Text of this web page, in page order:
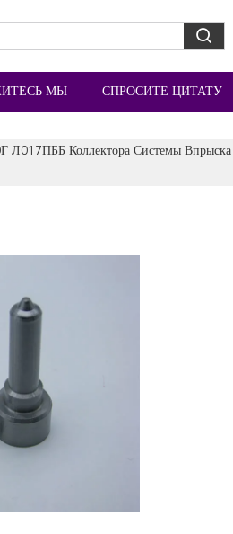
МЫ СПРОСИТЕ ЦИТАТУ
Л017ПББ Коллектора Системы Впрыска